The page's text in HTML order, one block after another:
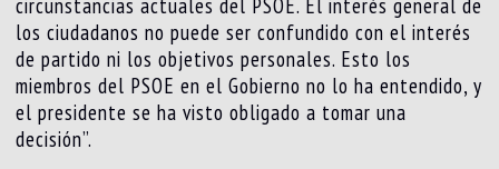
circunstancias actuales del PSOE. El interés general de
los ciudadanos no puede ser confundido con el interés
de partido ni los objetivos personales. Esto los
miembros del PSOE en el Gobierno no lo ha entendido, y
el presidente se ha visto obligado a tomar una
decisión”.